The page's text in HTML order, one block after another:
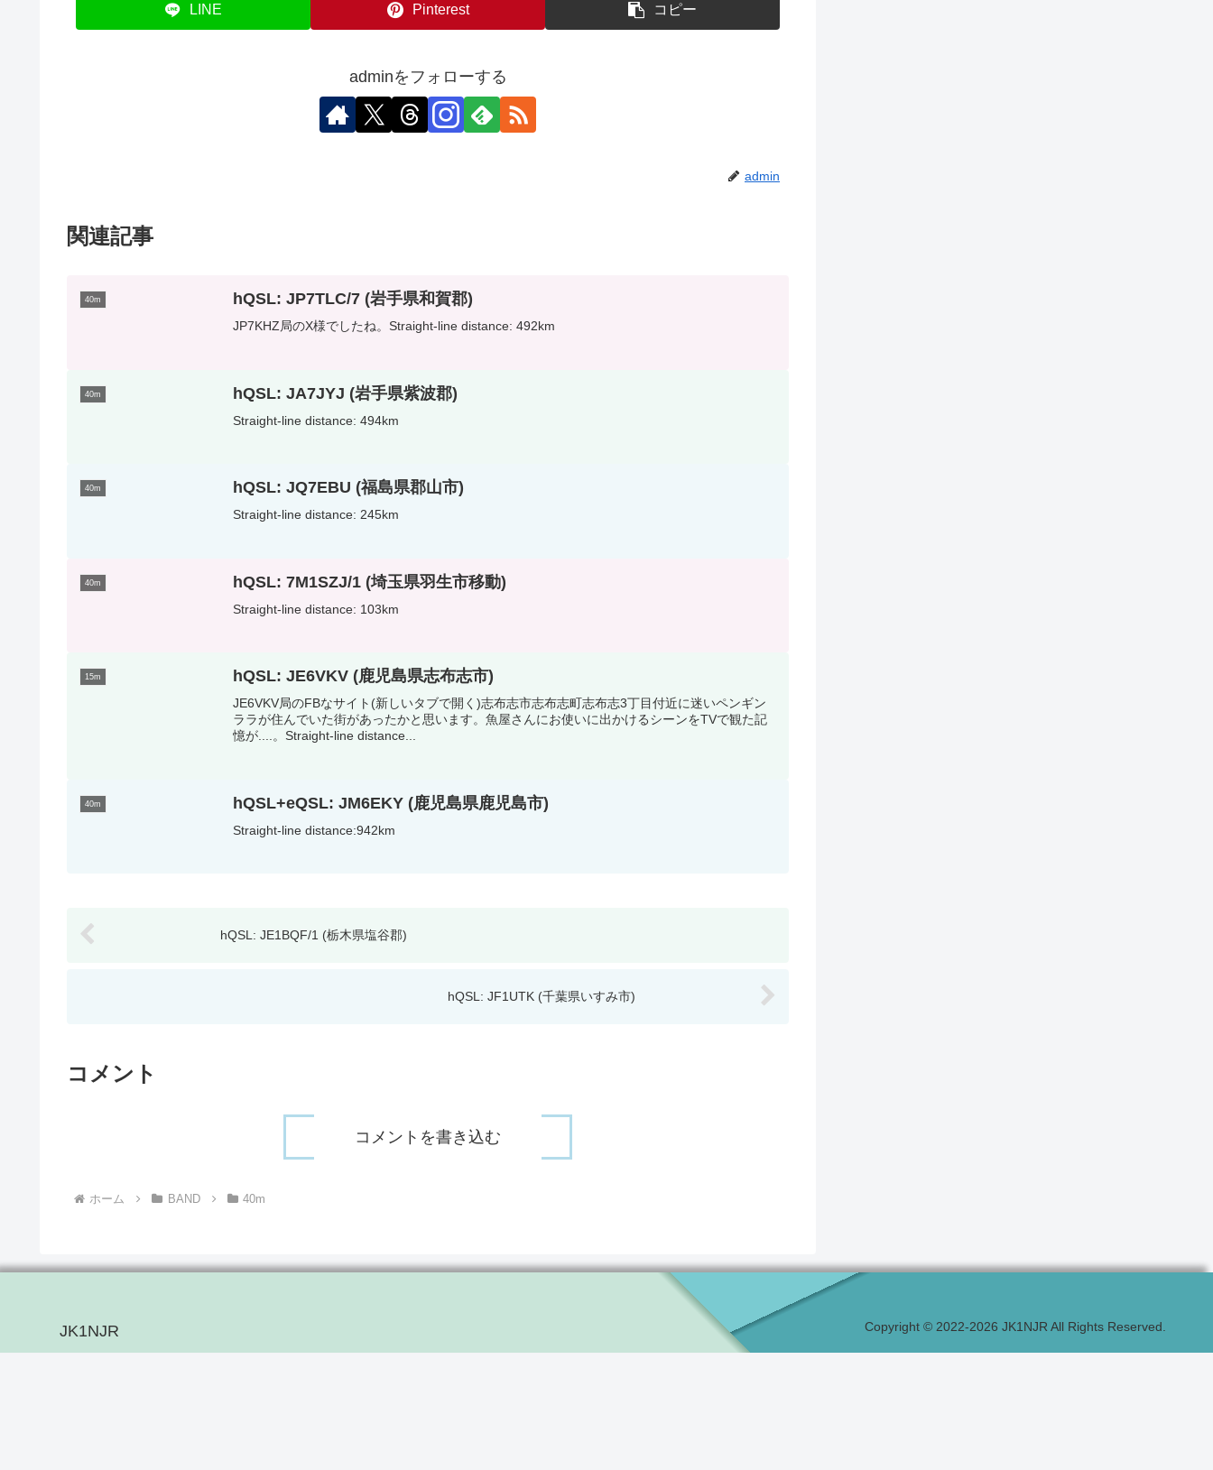
LINE Pinterest コピー
adminをフォローする
admin
関連記事
40m hQSL: JP7TLC/7 (岩手県和賀郡)
JP7KHZ局のX様でしたね。Straight-line distance: 492km
40m hQSL: JA7JYJ (岩手県紫波郡)
Straight-line distance: 494km
40m hQSL: JQ7EBU (福島県郡山市)
Straight-line distance: 245km
40m hQSL: 7M1SZJ/1 (埼玉県羽生市移動)
Straight-line distance: 103km
15m hQSL: JE6VKV (鹿児島県志布志市)
JE6VKV局のFBなサイト(新しいタブで開く)志布志市志布志町志布志3丁目付近に迷いペンギン
ララが住んでいた街があったかと思います。魚屋さんにお使いに出かけるシーンをTVで観た記
憶が....。Straight-line distance...
40m hQSL+eQSL: JM6EKY (鹿児島県鹿児島市)
Straight-line distance:942km
hQSL: JE1BQF/1 (栃木県塩谷郡)
hQSL: JF1UTK (千葉県いすみ市)
コメント
コメントを書き込む
ホーム BAND 40m
JK1NJR Copyright © 2022-2026 JK1NJR All Rights Reserved.